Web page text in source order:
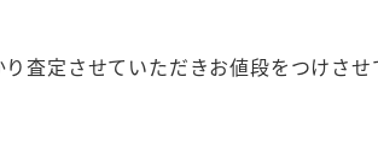
査定させていただきお値段をつけさ